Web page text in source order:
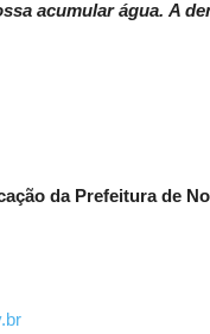
acumular água. A
da Prefeitura de